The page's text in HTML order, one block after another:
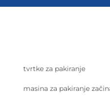
tvrtke za pakiranje
masina za pakiranje